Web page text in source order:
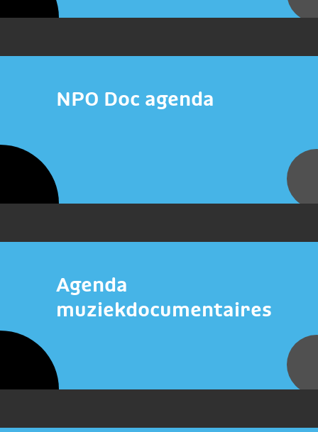
NPO Doc agenda
Agenda
muziekdocumentaires